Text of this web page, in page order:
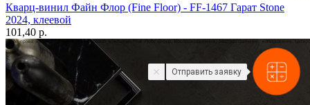
Кварц-винил Файн Флор (Fine Floor) - FF-1467 Гарат Stone
2024, клеевой
101,40 p.
Отправить заявку